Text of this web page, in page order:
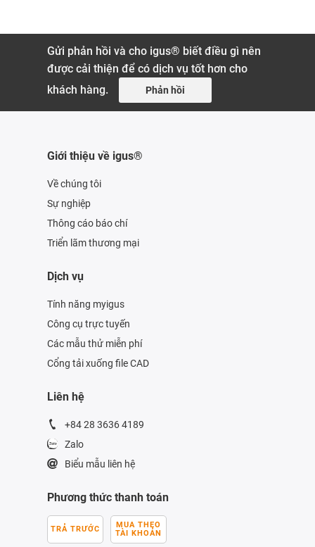
Gửi phản hồi và cho igus® biết điều gì nên
được cải thiện để có dịch vụ tốt hơn cho
khách hàng.
Phản hồi
Giới thiệu về igus®
Về chúng tôi
Sự nghiệp
Thông cáo báo chí
Triển lãm thương mại
Dịch vụ
Tính năng myigus
Công cụ trực tuyến
Các mẫu thử miễn phí
Cổng tải xuống file CAD
Liên hệ
+84 28 3636 4189
Zalo
Biểu mẫu liên hệ
Phương thức thanh toán
TRẢ TRƯỚC
MUA THEO
TÀI KHOẢN